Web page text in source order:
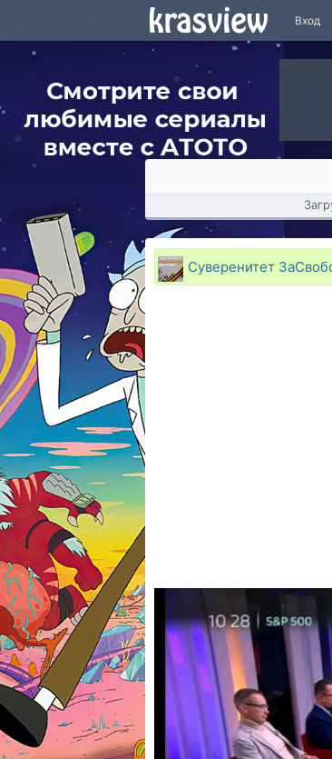
Вход
Суверенитет